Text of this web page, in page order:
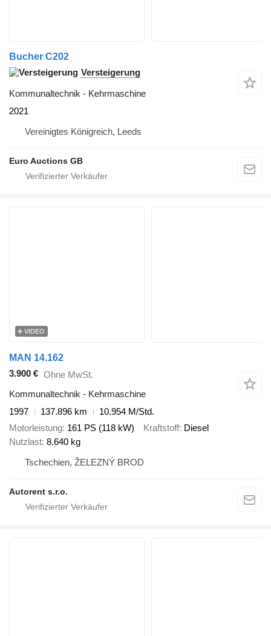
Bucher C202
Versteigerung
Kommunaltechnik - Kehrmaschine
2021
Vereinigtes Königreich, Leeds
Euro Auctions GB
VIDEO
MAN 14.162
3.900 € Ohne MwSt.
Kommunaltechnik - Kehrmaschine
1997
137.896 km
10.954 M/Std.
Motorleistung 161 PS (118 kW) Kraftstoff Diesel
Nutzlast 8.640 kg
Tschechien, ŽELEZNÝ BROD
Autorent s.r.o.